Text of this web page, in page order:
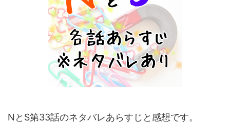
NとS第33話のネタバレあらすじと感想です。